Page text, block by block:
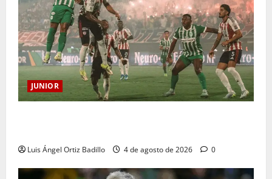
JUNIOR
Luis Ángel Ortiz Badillo 4 de agosto de 2026 0